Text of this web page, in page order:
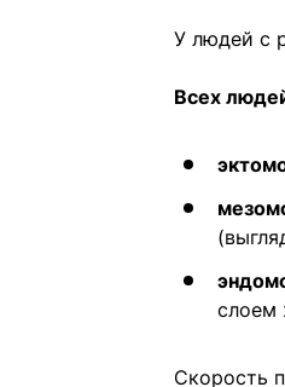
У людей с
Всех
слоем
Скорость